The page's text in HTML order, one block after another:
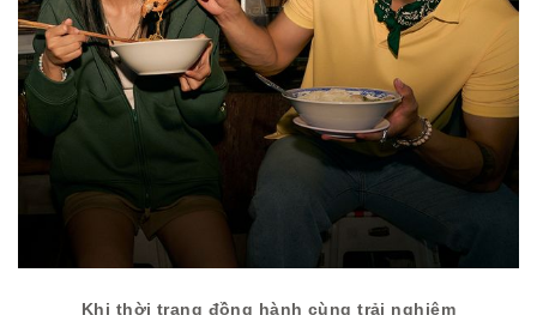
Khi thời trang đồng hành cùng trải nghiệm